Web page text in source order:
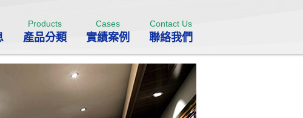
Products
產品分類
Cases
實績案例
Contact Us
聯絡我們